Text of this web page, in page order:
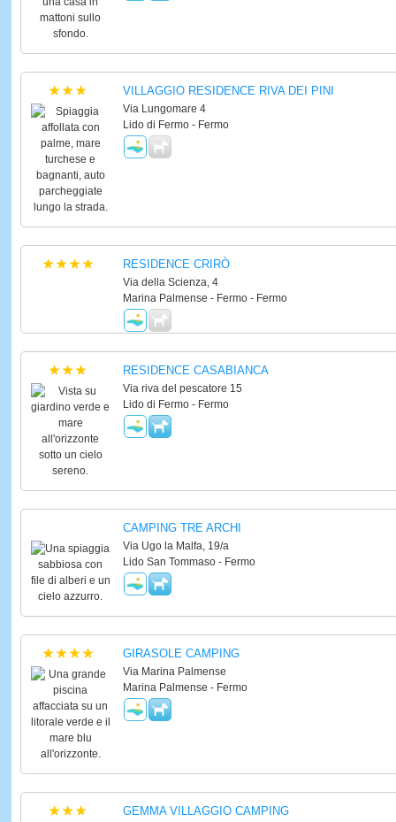
VILLAGGIO RESIDENCE RIVA DEI PINI
Via Lungomare 4
Lido di Fermo - Fermo
RESIDENCE CRIRÒ
Via della Scienza, 4
Marina Palmense - Fermo - Fermo
RESIDENCE CASABIANCA
Via riva del pescatore 15
Lido di Fermo - Fermo
CAMPING TRE ARCHI
Via Ugo la Malfa, 19/a
Lido San Tommaso - Fermo
GIRASOLE CAMPING
Via Marina Palmense
Marina Palmense - Fermo
GEMMA VILLAGGIO CAMPING